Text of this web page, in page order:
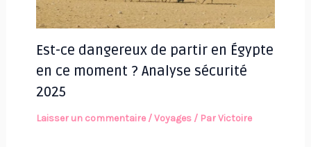
Est-ce dangereux de partir en Égypte
en ce moment ? Analyse sécurité
2025
Laisser un commentaire /Voyages/ ParVictoire